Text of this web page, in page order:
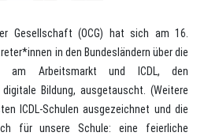
Gesellschaft (OCG) hat sich am 16.
in den Bundesländern über die
am Arbeitsmarkt und ICDL, den
Bildung, ausgetauscht. (Weitere
ICDL-Schulen ausgezeichnet und die
für unsere Schule: eine feierliche